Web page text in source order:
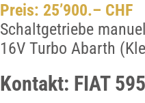
Preis: 25’900.– CHF
Schaltgetriebe
16V Turbo Abarth
Kontakt: FIAT